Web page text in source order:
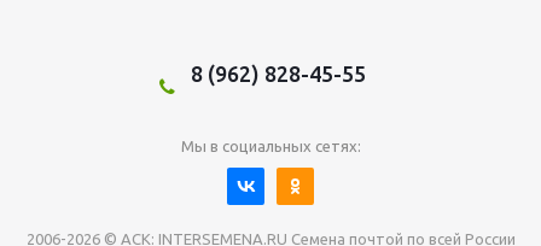
8 (962) 828-45-55
Мы в социальных сетях:
2006-2026 © АСК: INTERSEMENA.RU Семена почтой по всей России